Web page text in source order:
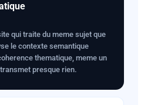
qui traite du meme sujet que
le contexte semantique
thematique, meme un
presque rien.